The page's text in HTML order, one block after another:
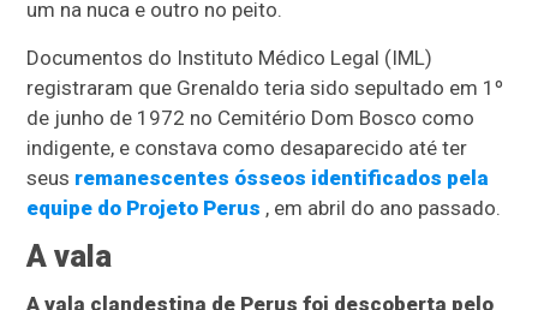
um na nuca e outro no peito.
Documentos do Instituto Médico Legal (IML)
registraram que Grenaldo teria sido sepultado em 1º
de junho de 1972 no Cemitério Dom Bosco como
indigente, e constava como desaparecido até ter
seus remanescentes ósseos identificados pela
equipe do Projeto Perus , em abril do ano passado.
A vala
A vala clandestina de Perus foi descoberta pelo